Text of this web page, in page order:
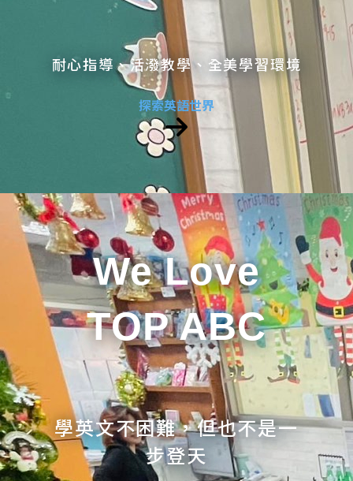
耐心指導、活潑教學、全美學習環境
探索英語世界
We Love
TOP ABC
學英文不困難，但也不是一
步登天